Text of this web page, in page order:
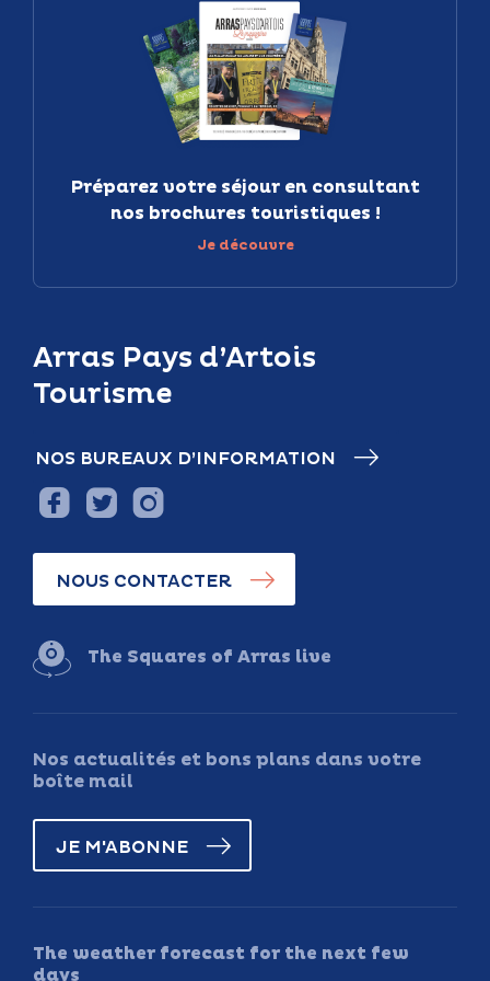
Arras Pays d’Artois
Tourisme
NOS BUREAUX D’INFORMATION
NOUS CONTACTER
The Squares of Arras live
Nos actualités et bons plans dans votre
boîte mail
JE M'ABONNE
The weather forecast for the next few
days
Préparez votre séjour en consultant
nos brochures touristiques !
Je découvre